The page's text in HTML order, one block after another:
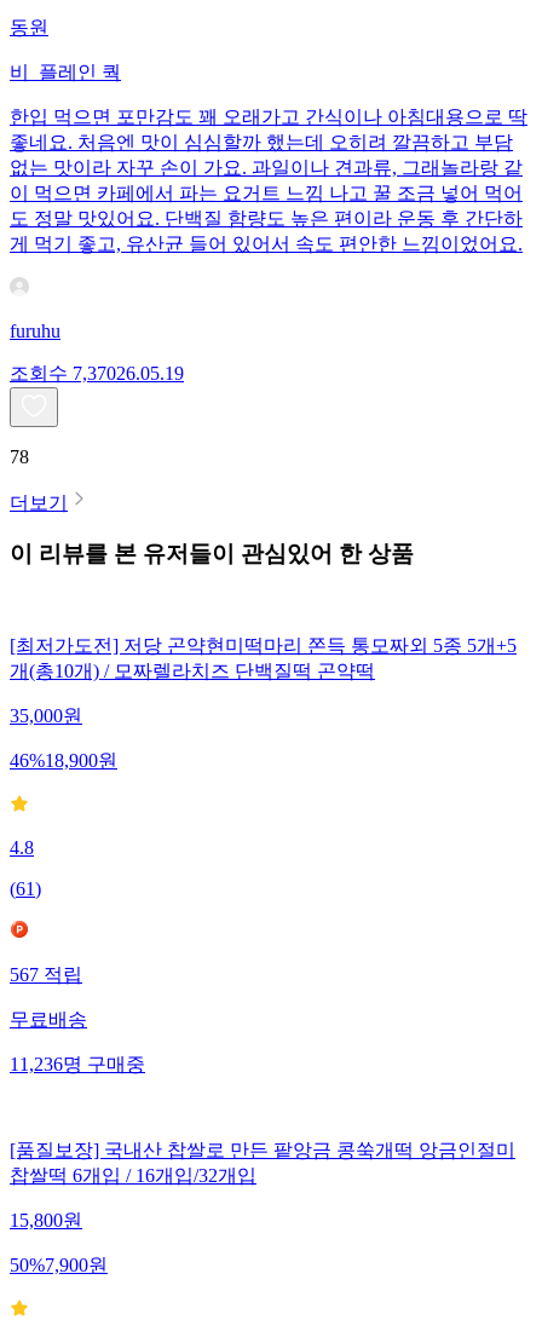
동원
비_플레인 쿽
한입 먹으면 포만감도 꽤 오래가고 간식이나 아침대용으로 딱
좋네요. 처음엔 맛이 심심할까 했는데 오히려 깔끔하고 부담
없는 맛이라 자꾸 손이 가요. 과일이나 견과류, 그래놀라랑 같
이 먹으면 카페에서 파는 요거트 느낌 나고 꿀 조금 넣어 먹어
도 정말 맛있어요. 단백질 함량도 높은 편이라 운동 후 간단하
게 먹기 좋고, 유산균 들어 있어서 속도 편안한 느낌이었어요.
furuhu
조회수 7,37026.05.19
78
더보기
이 리뷰를 본 유저들이 관심있어 한 상품
[최저가도전] 저당 곤약현미떡마리 쫀득 통모짜외 5종 5개+5
개(총10개) / 모짜렐라치즈 단백질떡 곤약떡
35,000원
46%18,900원
4.8
(61)
567 적립
무료배송
11,236명 구매중
[품질보장] 국내산 찹쌀로 만든 팥앙금 콩쑥개떡 앙금인절미
찹쌀떡 6개입 / 16개입/32개입
15,800원
50%7,900원